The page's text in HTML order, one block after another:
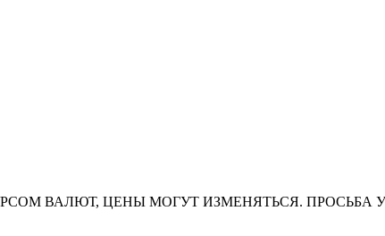
ВАЛЮТ, ЦЕНЫ МОГУТ ИЗМЕНЯТЬСЯ. ПРОСЬБА